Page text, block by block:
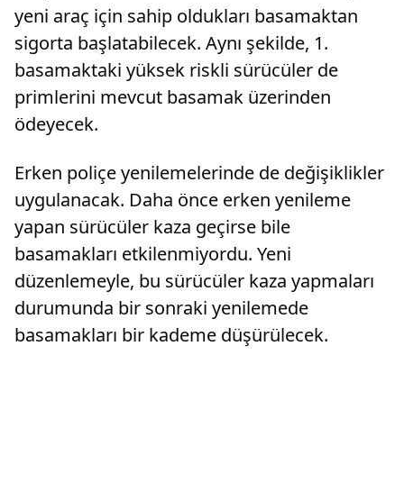
yeni araç için sahip oldukları basamaktan
sigorta başlatabilecek. Aynı şekilde, 1.
basamaktaki yüksek riskli sürücüler de
primlerini mevcut basamak üzerinden
ödeyecek.
Erken poliçe yenilemelerinde de değişiklikler
uygulanacak. Daha önce erken yenileme
yapan sürücüler kaza geçirse bile
basamakları etkilenmiyordu. Yeni
düzenlemeyle, bu sürücüler kaza yapmaları
durumunda bir sonraki yenilemede
basamakları bir kademe düşürülecek.